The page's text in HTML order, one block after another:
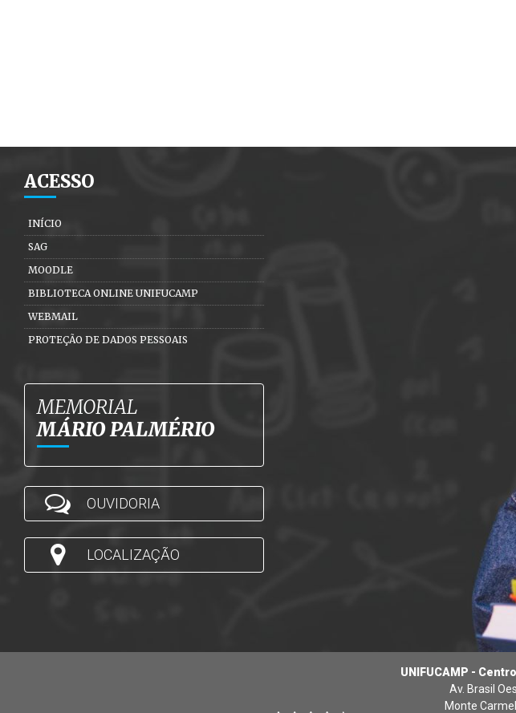
ACESSO
INÍCIO
SAG
MOODLE
BIBLIOTECA ONLINE UNIFUCAMP
WEBMAIL
PROTEÇÃO DE DADOS PESSOAIS
MEMORIAL
MÁRIO PALMÉRIO
OUVIDORIA
LOCALIZAÇÃO
UNIFUCAMP -
Av. Brasil
Monte